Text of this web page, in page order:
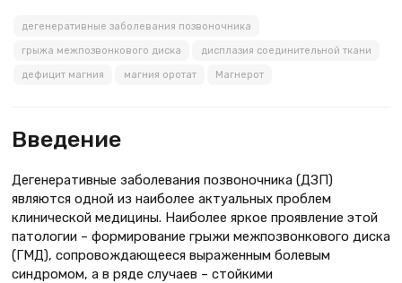
дегенеративные заболевания позвоночника
грыжа межпозвонкового диска дисплазия соединительной ткани
дефицит магния магния оротат Магнерот
Введение
Дегенеративные заболевания позвоночника (ДЗП)
являются одной из наиболее актуальных проблем
клинической медицины. Наиболее яркое проявление этой
патологии – формирование грыжи межпозвонкового диска
(ГМД), сопровождающееся выраженным болевым
синдромом, а в ряде случаев – стойкими